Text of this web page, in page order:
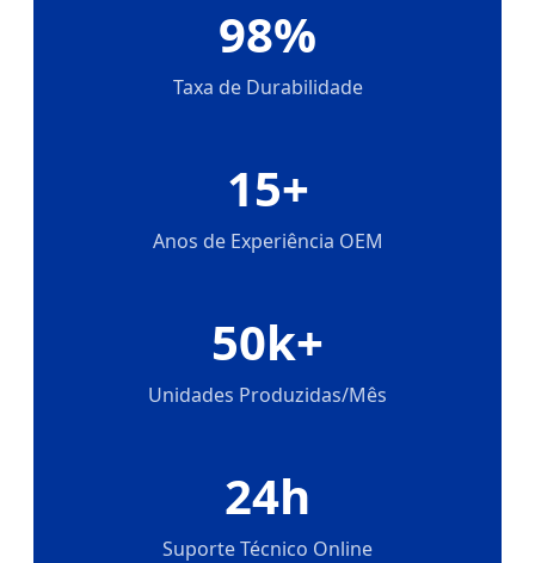
98%
Taxa de Durabilidade
15+
Anos de Experiência OEM
50k+
Unidades Produzidas/Mês
24h
Suporte Técnico Online